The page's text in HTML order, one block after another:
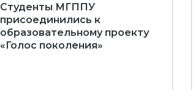
Студенты МГППУ
присоединились к
образовательному проекту
«Голос поколения»